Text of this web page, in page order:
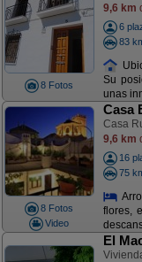
8 Fotos
9,6 km
6
83
Su
unas
8 Fotos
Video
Casa
Casa
9,6 km
16
75
flores,
El